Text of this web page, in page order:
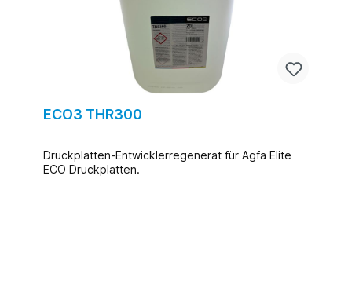
ECO3 THR300
Druckplatten-Entwicklerregenerat für Agfa Elite
ECO Druckplatten.